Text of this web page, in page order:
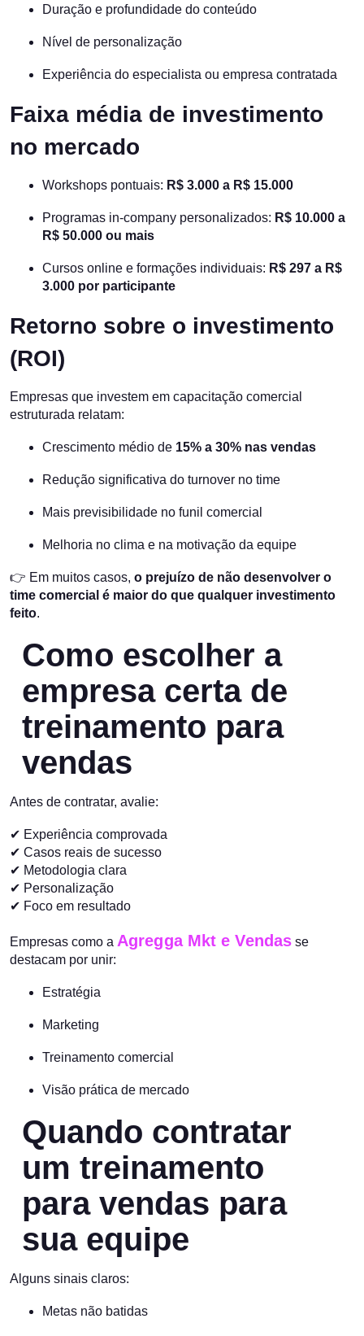
Duração e profundidade do conteúdo
Nível de personalização
Experiência do especialista ou empresa contratada
Faixa média de investimento
no mercado
Workshops pontuais: R$ 3.000 a R$ 15.000
Programas in-company personalizados: R$ 10.000 a
R$ 50.000 ou mais
Cursos online e formações individuais: R$ 297 a R$
3.000 por participante
Retorno sobre o investimento
(ROI)
Empresas que investem em capacitação comercial
estruturada relatam:
Crescimento médio de 15% a 30% nas vendas
Redução significativa do turnover no time
Mais previsibilidade no funil comercial
Melhoria no clima e na motivação da equipe
👉 Em muitos casos, o prejuízo de não desenvolver o
time comercial é maior do que qualquer investimento
feito.
Como escolher a
empresa certa de
treinamento para
vendas
Antes de contratar, avalie:
✔ Experiência comprovada
✔ Casos reais de sucesso
✔ Metodologia clara
✔ Personalização
✔ Foco em resultado
Empresas como a Agregga Mkt e Vendas se
destacam por unir:
Estratégia
Marketing
Treinamento comercial
Visão prática de mercado
Quando contratar
um treinamento
para vendas para
sua equipe
Alguns sinais claros:
Metas não batidas